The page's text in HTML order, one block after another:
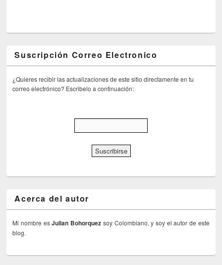
Suscripción Correo Electronico
¿Quieres recibir las actualizaciones de este sitio directamente en tu
correo electrónico? Escribelo a continuación:
Acerca del autor
Mi nombre esJulian Bohorquez soy Colombiano, y soy el autor de este
blog.